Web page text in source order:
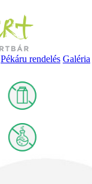
Pékáru rendelés Galéria